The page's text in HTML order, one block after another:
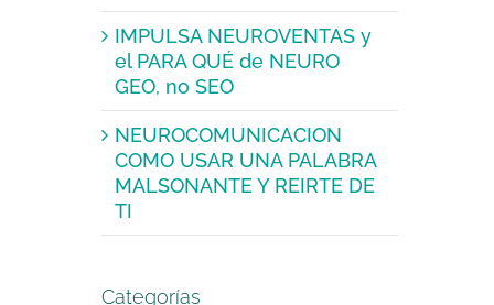
IMPULSA NEUROVENTAS y
el PARA QUÉ de NEURO
GEO, no SEO
NEUROCOMUNICACION
COMO USAR UNA PALABRA
MALSONANTE Y REIRTE DE
TI
Categorías